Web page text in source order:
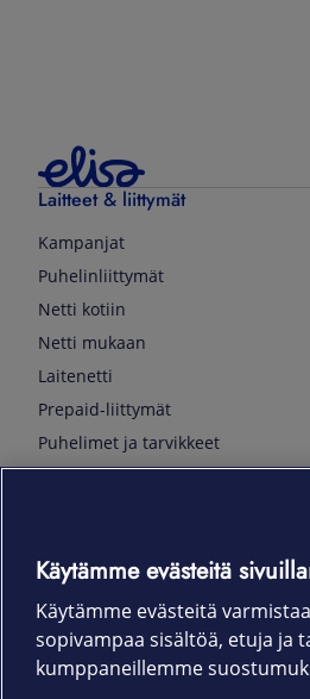
Laitteet & liittymät
Kampanjat
Puhelinliittymät
Netti kotiin
Netti mukaan
Laitenetti
Prepaid-liittymät
Puhelimet ja tarvikkeet
Tietotekniikka
Kodinkoneet
Kamerat ja dronet
Kellot ja rannekkeet
Älykoti
Käytämme evästeitä
Käytämme evästeitä
sopivampaa sisältöä, etuja ja
kumppaneillemme